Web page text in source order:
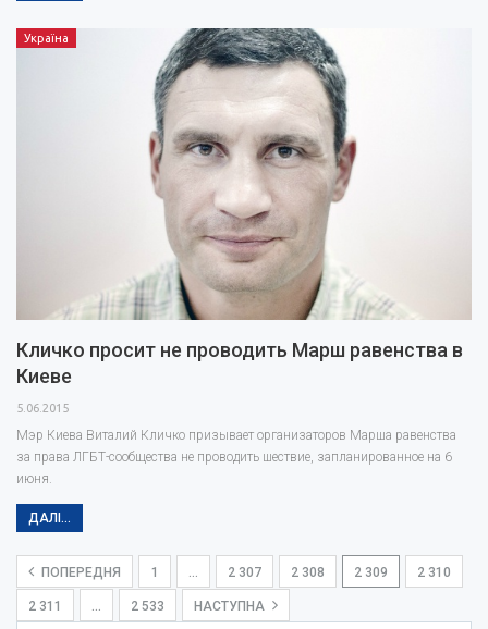
Україна
Кличко просит не проводить Марш равенства в
Киеве
5.06.2015
Мэр Киева Виталий Кличко призывает организаторов Марша равенства
за права ЛГБТ-сообщества не проводить шествие, запланированное на 6
июня.
ДАЛІ...
ПОПЕРЕДНЯ 1 2 307 2 308 2 309 2 310
2 311 2 533 НАСТУПНА